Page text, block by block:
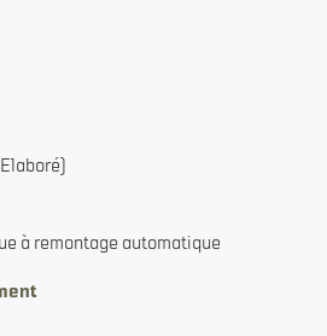
à remontage automatique